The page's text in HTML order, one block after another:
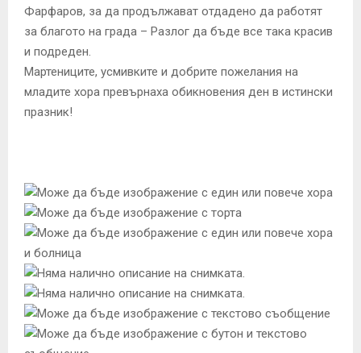
Фарфаров, за да продължават отдадено да работят
за благото на града – Разлог да бъде все така красив
и подреден.
Мартениците, усмивките и добрите пожелания на
младите хора превърнаха обикновения ден в истински
празник!